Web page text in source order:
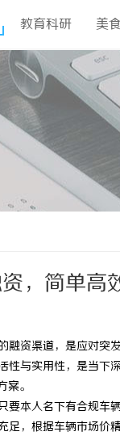
教育科研 美
，简单高
融资渠道，是应对
性与实用性，是当
。
要本人名下有合规
足，根据车辆市场